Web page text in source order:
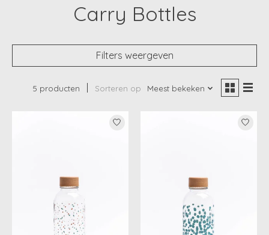
Carry Bottles
Filters weergeven
5 producten Sorteren op Meest bekeken